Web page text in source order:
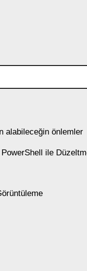
alabileceğin önlemler
ile